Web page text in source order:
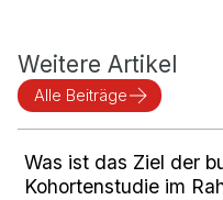
Weitere Artikel
Alle Beiträge
Was ist das Ziel der
Kohortenstudie im